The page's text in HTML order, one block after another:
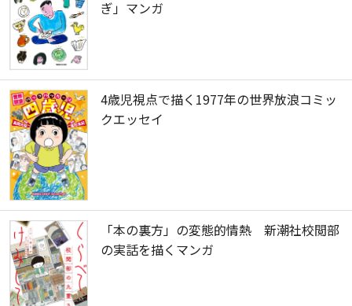
ぎ」マンガ
4歳児視点で描く1977年の世界放浪コミッ
クエッセイ
「本の裏方」の変態的情熱 新潮社校閲部
の実話を描くマンガ